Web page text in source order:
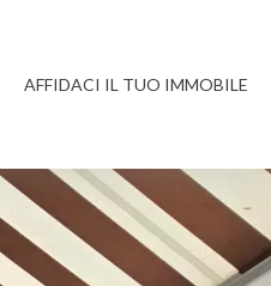
AFFIDACI IL TUO IMMOBILE